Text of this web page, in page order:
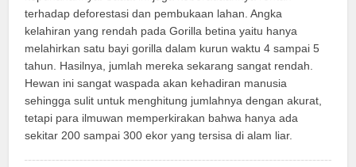
terhadap deforestasi dan pembukaan lahan. Angka
kelahiran yang rendah pada Gorilla betina yaitu hanya
melahirkan satu bayi gorilla dalam kurun waktu 4 sampai 5
tahun. Hasilnya, jumlah mereka sekarang sangat rendah.
Hewan ini sangat waspada akan kehadiran manusia
sehingga sulit untuk menghitung jumlahnya dengan akurat,
tetapi para ilmuwan memperkirakan bahwa hanya ada
sekitar 200 sampai 300 ekor yang tersisa di alam liar.